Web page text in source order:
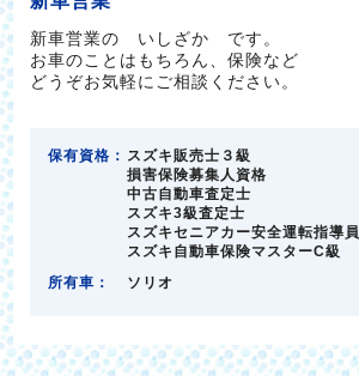
新車営業の いしざか です。
お車のことはもちろん、保険など
どうぞお気軽にご相談ください。
保有資格： スズキ販売士３級
損害保険募集人資格
中古自動車査定士
スズキ3級査定士
スズキセニアカー安全運転指導員
スズキ自動車保険マスターC級
所有車：
ソリオ